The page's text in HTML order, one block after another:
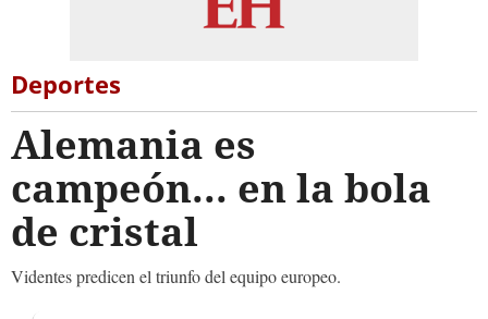
Deportes
Alemania es
campeón... en la bola
de cristal
Videntes predicen el triunfo del equipo europeo.